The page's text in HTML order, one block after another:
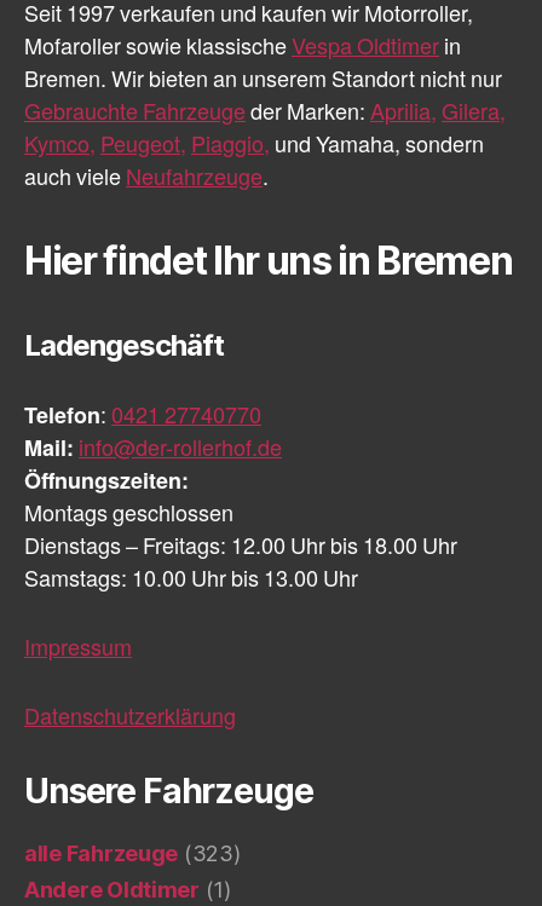
Seit 1997 verkaufen und kaufen wir Motorroller,
Mofaroller sowie klassischeVespa Oldtimer in
Bremen. Wir bieten an unserem Standort nicht nur
Gebrauchte Fahrzeugeder Marken: Aprilia, Gilera,
Kymco, Peugeot, Piaggio, und Yamaha, sondern
auch viele Neufahrzeuge.
Hier findet Ihr uns in Bremen
Ladengeschäft
Telefon: 0421 27740770
Mail: info@der-rollerhof.de
Öffnungszeiten:
Montags geschlossen
Dienstags – Freitags: 12.00 Uhr bis 18.00 Uhr
Samstags: 10.00 Uhr bis 13.00 Uhr
Impressum
Datenschutzerklärung
Unsere Fahrzeuge
alle Fahrzeuge (323)
Andere Oldtimer (1)